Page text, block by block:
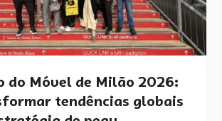
do Móvel de Milão 2026:
tendências globais